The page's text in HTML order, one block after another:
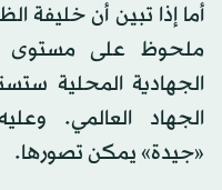
أما إذا تبين أن
ملحوظ على مستوى
الجهادية المحلية
الجهاد العالمي.
«جيدة» يمكن تصورها.